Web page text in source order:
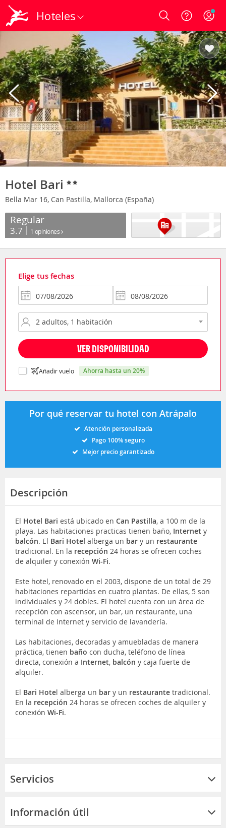
Hoteles Login
Hotel Bari
Bella Mar 16, Can Pastilla, Mallorca (España)
Regular
3.7 1 opiniones
Elige tus fechas
VER DISPONIBILIDAD
Añadir vuelo ahorra hasta un 20%
Por qué reservar tu hotel con Atrápalo
Atención personalizada
Pago 100% seguro
Mejor precio garantizado
Descripción
El Hotel Bari está ubicado en Can Pastilla, a 100 m de la
playa. Las habitaciones practicas tienen baño, Internet y
balcón. El Bari Hotel alberga un bar y un restaurante
tradicional. En la recepción 24 horas se ofrecen coches
de alquiler y conexión Wi-Fi.
Este hotel, renovado en el 2003, dispone de un total de 29
habitaciones repartidas en cuatro plantas. De ellas, 5 son
individuales y 24 dobles. El hotel cuenta con un área de
recepción con ascensor, un bar, un restaurante, una
terminal de Internet y servicio de lavandería.
Las habitaciones, decoradas y amuebladas de manera
práctica, tienen baño con ducha, teléfono de línea
directa, conexión a Internet, balcón y caja fuerte de
alquiler.
El Bari Hotel alberga un bar y un restaurante tradicional.
En la recepción 24 horas se ofrecen coches de alquiler y
conexión Wi-Fi.
Servicios
Información útil